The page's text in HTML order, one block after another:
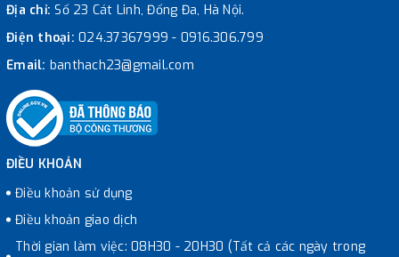
Địa chỉ:Số 23 Cát Linh, Đống Đa, Hà Nội.
Điện thoại: 024.37367999 - 0916.306.799
Email: banthach23@gmail.com
ĐIỀU KHOẢN
Điều khoản sử dụng
Điều khoản giao dịch
Thời gian làm việc: 08H30 - 20H30 (Tất cả các ngày trong